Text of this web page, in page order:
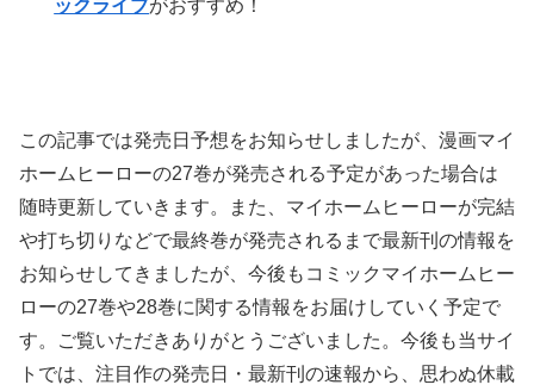
ックライブがおすすめ！
この記事では発売日予想をお知らせしましたが、漫画マイ
ホームヒーローの27巻が発売される予定があった場合は
随時更新していきます。また、マイホームヒーローが完結
や打ち切りなどで最終巻が発売されるまで最新刊の情報を
お知らせしてきましたが、今後もコミックマイホームヒー
ローの27巻や28巻に関する情報をお届けしていく予定で
す。ご覧いただきありがとうございました。今後も当サイ
トでは、注目作の発売日・最新刊の速報から、思わぬ休載